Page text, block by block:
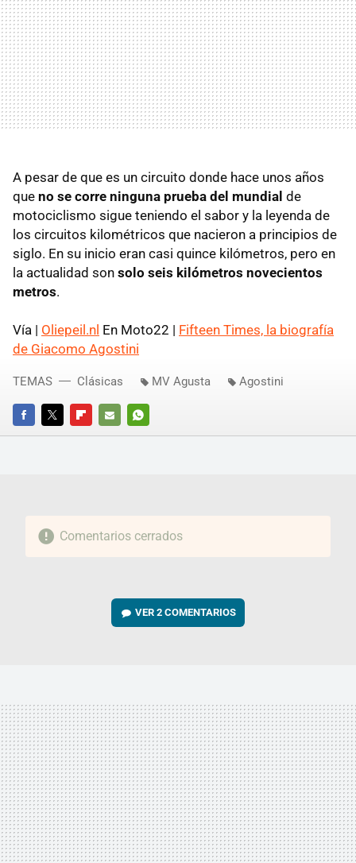
A pesar de que es un circuito donde hace unos años
que no se corre ninguna prueba del mundial de
motociclismo sigue teniendo el sabor y la leyenda de
los circuitos kilométricos que nacieron a principios de
siglo. En su inicio eran casi quince kilómetros, pero en
la actualidad son solo seis kilómetros novecientos
metros.
Vía | Oliepeil.nl En Moto22 | Fifteen Times, la biografía
de Giacomo Agostini
FACEBOOKTWITTERFLIPBOARD
E-
WHATSAPP
TEMAS Clásicas MV Agusta Agostini
Comentarios cerrados
VER2 COMENTARIOS